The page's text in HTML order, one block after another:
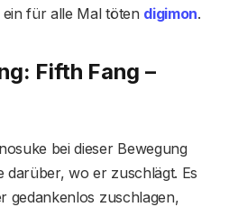
für alle Mal töten digimon.
Fifth Fang –
bei dieser Bewegung
darüber, wo er zuschlägt. Es
gedankenlos zuschlagen,